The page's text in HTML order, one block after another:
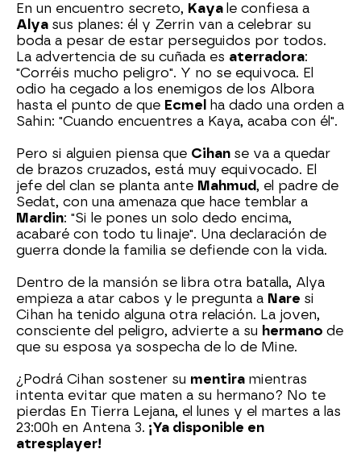
En un encuentro secreto, Kaya le confiesa a
Alya sus planes: él y Zerrin van a celebrar su
boda a pesar de estar perseguidos por todos.
La advertencia de su cuñada es aterradora:
"Corréis mucho peligro". Y no se equivoca. El
odio ha cegado a los enemigos de los Albora
hasta el punto de que Ecmel
ha dado una orden a
Sahin: "Cuando encuentres a Kaya, acaba con él".
Pero si alguien piensa que Cihan se va a quedar
de brazos cruzados, está muy equivocado. El
jefe del clan se planta ante Mahmud, el padre de
Sedat, con una amenaza que hace temblar a
Mardin: "Si le pones un solo dedo encima,
acabaré con todo tu linaje". Una declaración de
guerra donde la familia se defiende con la vida.
Dentro de la mansión se libra otra batalla, Alya
empieza a atar cabos y le pregunta a Nare si
Cihan ha tenido alguna otra relación. La joven,
consciente del peligro, advierte a su hermano de
que su esposa ya sospecha de lo de Mine.
¿Podrá Cihan sostener su mentira mientras
intenta evitar que maten a su hermano? No te
pierdas En Tierra Lejana, el lunes y el martes a las
23:00h en Antena 3. ¡Ya disponible en
atresplayer!